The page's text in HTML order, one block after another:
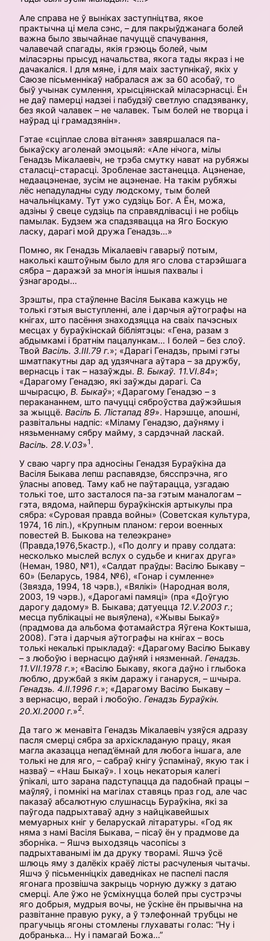
Але справа не ў выніках заступніцтва, якое
практычна ці мела сэнс, – для пакрыўджанага болей
важна было звычайнае пачуццё спачування,
чалавечай спагады, якія грэюць болей, чым
міласэрны прысуд начальства, якога тады якраз і не
дачакаліся. І для мяне, і для маіх заступнікаў, якіх у
Саюзе пісьменнікаў набралася аж за 60 асобаў, то
быў учынак сумлення, хрысціянскай міласэрнасці. Ён
не даў памерці надзеі і пабудзіў светлую спадзяванку,
без якой чалавек – не чалавек. Тым болей не творца і
наўрад ці грамадзянін».
Гэтае «сціплае слова вітання» завяршалася па-
быкаўску аголенай эмоцыяй: «Але нічога, мілы
Генадзь Мікалаевіч, не трэба смутку нават на рубяжы
сталасці-старасці. Зробленае застанецца. Ацэненае,
недаацэненае, зусім не ацэненае. На такім рубяжы
лёс непадуладны суду людскому, тым болей
начальніцкаму. Тут ужо судзіць Бог. А Ён, можа,
адзіны ў свеце судзіць па справядлівасці і не робіць
памылак. Будзем жа спадзявацца на Яго Боскую
ласку, дарагі мой дружа Генадзь…»
Помню, як Генадзь Мікалаевіч гаварыў потым,
наколькі каштоўным было для яго слова старэйшага
сябра – даражэй за многія іншыя пахвалы і
ўзнагароды…
Зрэшты, пра стаўленне Васіля Быкава кажуць не
толькі гэтыя выступленні, але і дарчыя аўтографы на
кнігах, што пасёння знаходзяцца на сваіх пачэсных
месцах у бураўкінскай бібліятэцы: «Гена, разам з
абдымкамі і братнім пацалункам… І болей – без слоў.
Твой Васіль. 3.ІІІ.79 г.»; «Дарагі Генадзь, прымі гэты
шматпакутны дар ад удзячнага аўтара – за дружбу,
вернасць і так – назаўжды. В. Быкаў. 11.VІ.84»;
«Дарагому Генадзю, які заўжды дарагі. Са
шчырасцю, В. Быкаў»; «Дарагому Генадзю – з
перакананнем, што пачуцці сяброўства даўжэйшыя
за жыццё. Васіль Б. Лістапад 89». Нарэшце, апошні,
развітальны надпіс: «Міламу Генадзю, даўняму і
нязьменнаму сябру майму, з сардэчнай ласкай.
Васіль. 28.V.03»1 .
У сваю чаргу пра адносіны Генадзя Бураўкіна да
Васіля Быкава лепш распавя­дзе, бясспрэчна, яго
ўласны аповед. Таму каб не паўтарацца, узгадаю
толькі тое, што засталося па-за гэтым маналогам –
гэта, вядома, найперш бураўкінскія артыкулы пра
сябра: «Суровая правда войны» (Советская культура,
1974, 16 ліп.), «Крупным планом: герои военных
повестей В. Быкова на телеэкране»
(Правда,1976,5кастр.), «По долгу и праву солдата:
несколько мыслей вслух о судьбе и книгах друга»
(Неман, 1980, №1), «Салдат праўды: Васілю Быкаву –
60» (Беларусь, 1984, №6), «Гонар і сумленне»
(Звязда, 1994, 18 чэрв.), «Вялікі» (Народная воля,
2003, 19 чэрв.), «Дарогамі памяці» (пра «Доўгую
дарогу дадому» В. Быкава; датуецца 12.V.2003 г.;
месца публікацыі не выяўлена), «Жывы Быкаў»
(прадмова да альбома фотамайстра Яўгена Коктыша,
2008). Гэта і дарчыя аўтографы на кнігах – вось
толькі некалькі прыкладаў: «Дарагому Васілю Быкаву
– з любоўю і вернасцю даўняй і нязменнай. Генадзь.
11.VII.1978 г.»; «Васілю Быкаву, якога даўно і глыбока
люблю, дружбай з якім даражу і ганаруся, – шчыра.
Генадзь. 4.II.1996 г.»; «Дарагому Васілю Быкаву –
з вернасцю, верай і любоўю. Генадзь Бураўкін.
20.XI.2000 г.»2.
Да таго ж менавіта Генадзь Мікалаевіч узяўся адразу
пасля смерці сябра за архі­складаную працу, якая
магла аказацца непад’ёмнай для любога іншага, але
толькі не для яго, – сабраў кнігу ўспамінаў, якую так і
назваў – «Наш Быкаў». І хоць некаторыя калегі
ўпікалі, што зарана падступацца да падобнай працы –
маўляў, і помнікі на магілах ставяць праз год, але час
паказаў абсалютную слушнасць Бураўкіна, які за
паўгода падрыхтаваў адну з найцікавейшых
мемуарных кніг у беларускай літаратуры. «Год як
няма з намі Васіля Быкава, – пісаў ён у прадмове да
зборніка. – Яшчэ выхо­дзяць часопісы з
падрыхтаванымі ім да друку творамі. Яшчэ ўсё
шлюць яму з далёкіх краёў лісты расчуленыя чытачы.
Яшчэ ў пісьменніцкіх даведніках не паспелі пасля
ягонага прозвішча закрыць чорную дужку з датаю
смерці. Але ўжо не ўсміхнуцца болей пры сустрэчы
яго добрыя, мудрыя вочы, не ўскіне ён прывычна на
развітанне правую руку, а ў тэлефоннай трубцы не
прагучыць ягоны стомлены глухаваты голас: “Ну і
добранька… Ну і памагай Божа…”